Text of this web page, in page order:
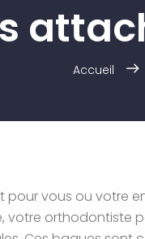
Accueil
pour vous ou votre
orthodontiste